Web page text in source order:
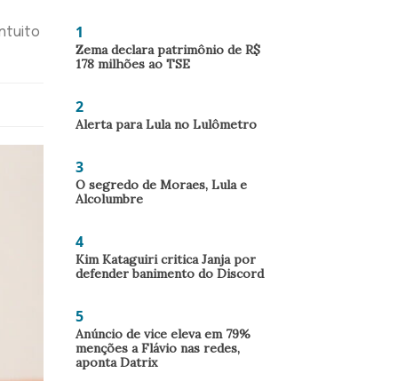
1
Zema declara patrimônio de R$
178 milhões ao TSE
2
Alerta para Lula no Lulômetro
3
O segredo de Moraes, Lula e
Alcolumbre
4
Kim Kataguiri critica Janja por
defender banimento do Discord
5
Anúncio de vice eleva em 79%
menções a Flávio nas redes,
aponta Datrix